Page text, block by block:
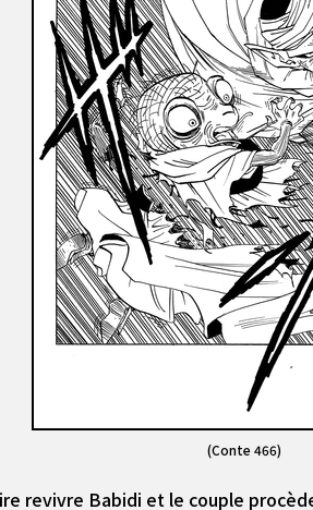
(Conte 466)
revivre Babidi et le couple